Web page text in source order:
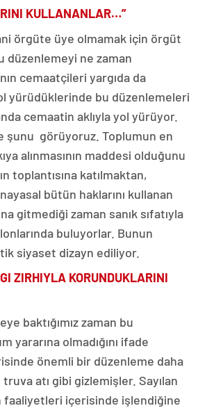
KULLANANLAR…”
örgüte üye olmamak için örgüt
düzenlemeyi ne zaman
cemaatçileri yargıda da
yürüdüklerinde bu düzenlemeleri
cemaatin aklıyla yol yürüyor.
şunu görüyoruz. Toplumun en
alınmasının maddesi olduğunu
toplantısına katılmaktan,
bütün haklarını kullanan
gitmediği zaman sanık sıfatıyla
buluyorlar. Bunun
siyaset dizayn ediliyor.
ZIRHIYLA KORUNDUKLARINI
baktığımız zaman bu
yararına olmadığını ifade
önemli bir düzenleme daha
atı gibi gizlemişler. Sayılan
faaliyetleri içerisinde işlendiğine